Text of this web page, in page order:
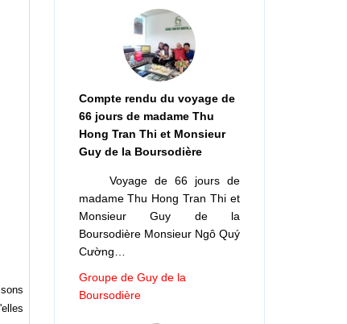
Compte rendu du voyage de
66 jours de madame Thu
Hong Tran Thi et Monsieur
Guy de la Boursodière
Voyage de 66 jours de
madame Thu Hong Tran Thi et
Monsieur Guy de la
Boursodière Monsieur Ngô Quý
Cường…
Groupe de Guy de la
Boursodière